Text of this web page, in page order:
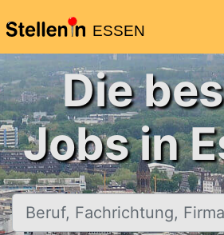
ESSEN
Die
Jobs in
Beruf, Fachrichtung, Firma